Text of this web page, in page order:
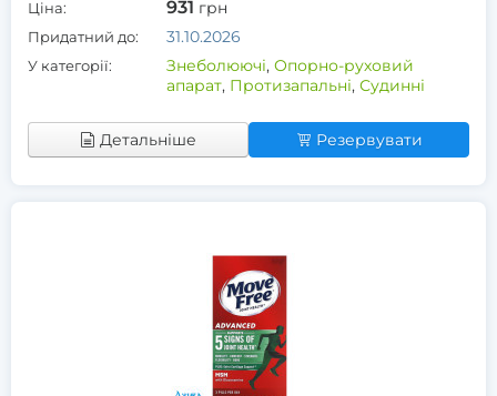
Ціна: 931 грн
Придатний до: 31.10.2026
У категорії: Знеболюючі, Опорно-руховий
апарат, Протизапальні, Судинні
Детальніше Резервувати